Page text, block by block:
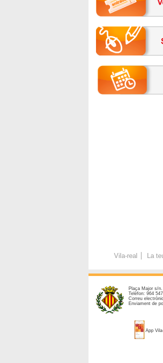
Vila-real La
Plaça Major s/
Telèfon: 964
Correu
Enviament de
App